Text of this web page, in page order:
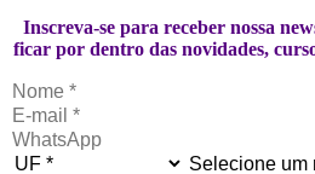
Inscreva-se para receber nossa
ficar por dentro das novidades,